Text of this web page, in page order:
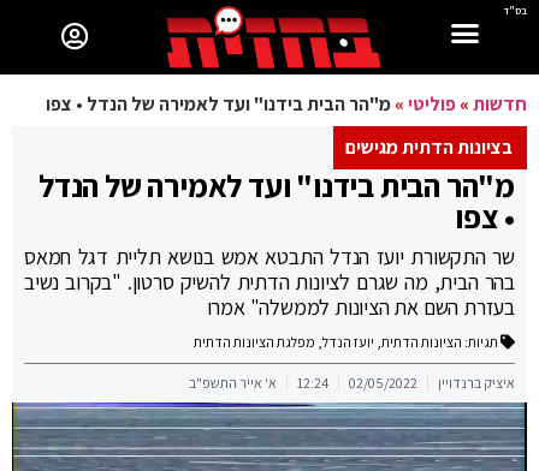
בס"ד
חדשות»פוליטי»מ"הר הבית בידנו" ועד לאמירה של הנדל • צפו
בציונות הדתית מגישים
מ"הר הבית בידנו" ועד לאמירה של הנדל
• צפו
שר התקשורת יועז הנדל התבטא אמש בנושא תליית דגל חמאס
בהר הבית, מה שגרם לציונות הדתית להשיק סרטון. "בקרוב נשיב
בעזרת השם את הציונות לממשלה" אמרו
תגיות: הציונות הדתית, יועז הנדל, מפלגת הציונות הדתית
איציק ברנדויין 02/05/2022
12:24 א' אייר התשפ"ב